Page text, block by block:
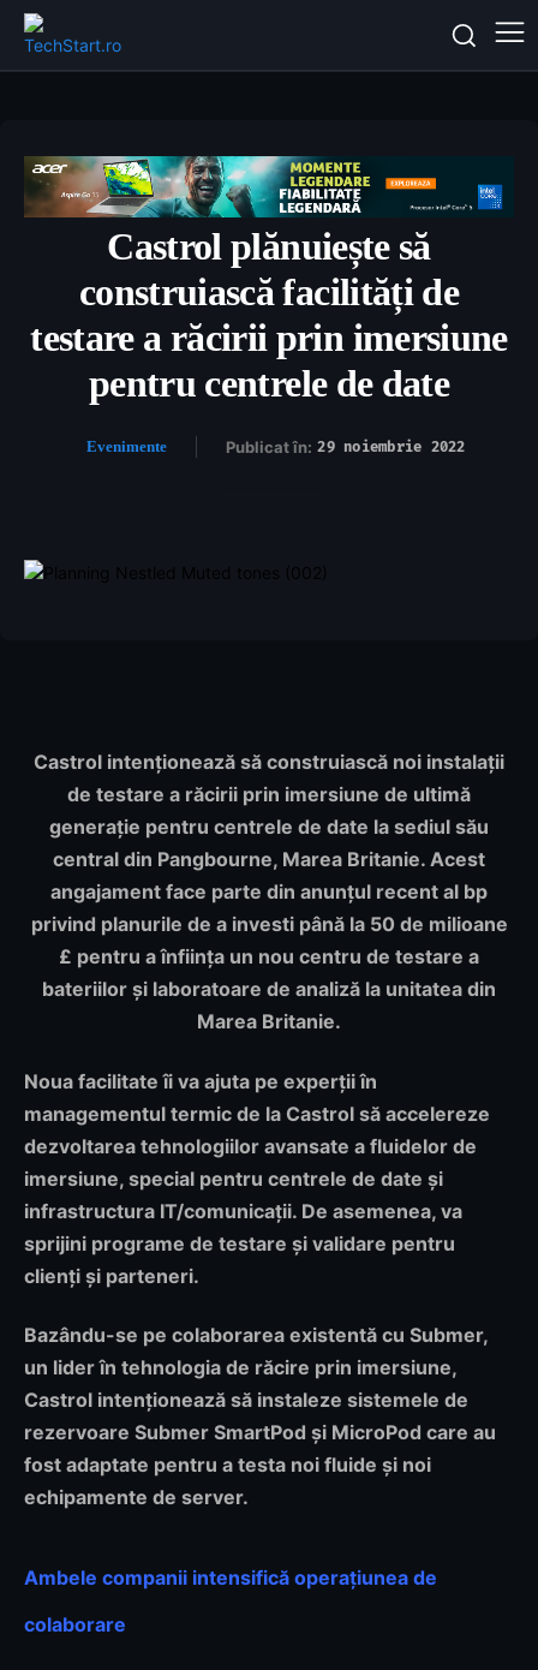
Castrol plănuiește să
construiască facilități de
testare a răcirii prin imersiune
pentru centrele de date
Evenimente Publicat în: 29 noiembrie 2022
Castrol intenționează să construiască noi instalații
de testare a răcirii prin imersiune de ultimă
generație pentru centrele de date la sediul său
central din Pangbourne, Marea Britanie. Acest
angajament face parte din anunțul recent al bp
privind planurile de a investi până la 50 de milioane
£ pentru a înființa un nou centru de testare a
bateriilor și laboratoare de analiză la unitatea din
Marea Britanie.
Noua facilitate îi va ajuta pe experții în
managementul termic de la Castrol să accelereze
dezvoltarea tehnologiilor avansate a fluidelor de
imersiune, special pentru centrele de date și
infrastructura IT/comunicații. De asemenea, va
sprijini programe de testare și validare pentru
clienți și parteneri.
Bazându-se pe colaborarea existentă cu Submer,
un lider în tehnologia de răcire prin imersiune,
Castrol intenționează să instaleze sistemele de
rezervoare Submer SmartPod și MicroPod care au
fost adaptate pentru a testa noi fluide și noi
echipamente de server.
Ambele companii intensifică operațiunea de
colaborare